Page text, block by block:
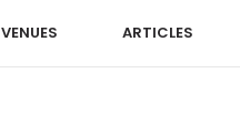
VENUES ARTICLES